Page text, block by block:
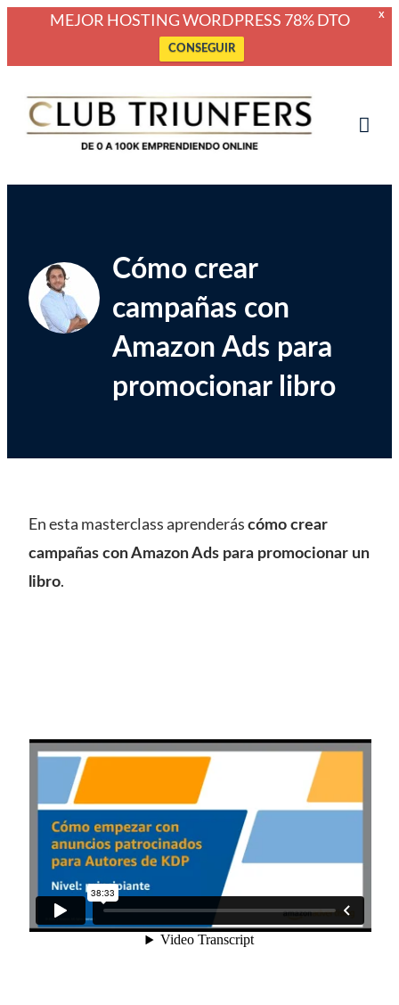
X
MEJOR HOSTING WORDPRESS 78% DTO
CONSEGUIR
contenido
Club Triunfers
Club de Emprendedores Online
Cómo crear
campañas con
Amazon Ads para
promocionar libro
En esta masterclass aprenderás cómo crear
campañas con Amazon Ads para promocionar un
libro.